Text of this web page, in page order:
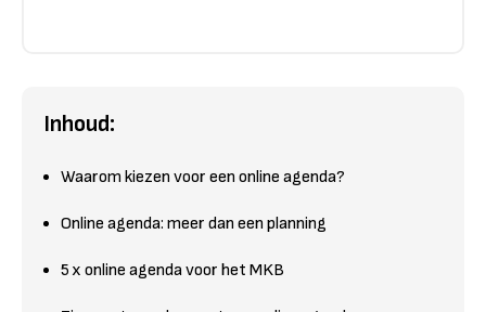
Inhoud:
Waarom kiezen voor een online agenda?
Online agenda: meer dan een planning
5 x online agenda voor het MKB